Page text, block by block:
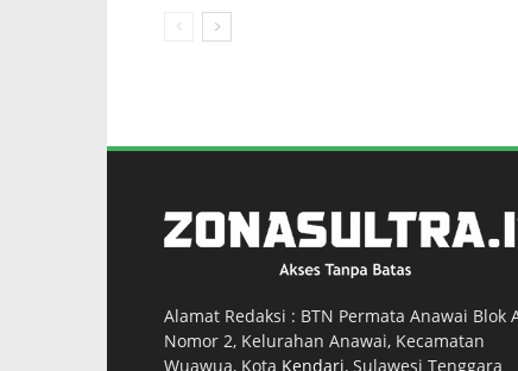
Alamat Redaksi : BTN Permata Anawai Blok
Nomor 2, Kelurahan Anawai, Kecamatan
Wuawua, Kota Kendari, Sulawesi Tenggara